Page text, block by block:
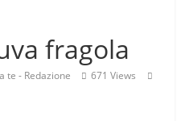
fragola
te - Redazione
671 Views